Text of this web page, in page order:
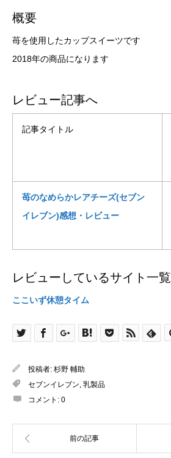
概要
苺を使用したカップスイーツです
2018年の商品になります
レビュー記事へ
記事タイトル
苺のなめらかレアチーズ(セブン
イレブン)感想・レビュー
レビューしているサイト一覧
ここいず休憩タイム
投稿者: 杉野 輔助
セブンイレブン 乳製品
コメント: 0